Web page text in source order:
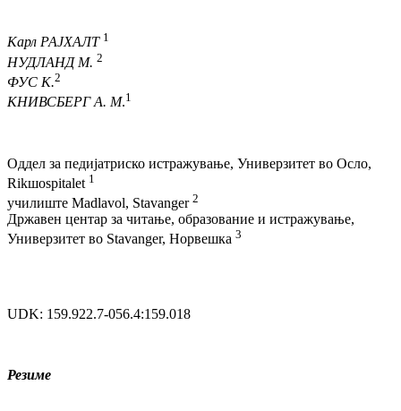
Карл РАЈХАЛТ 1
НУДЛАНД М. 2
ФУС К.2
КНИВСБЕРГ А. М.1
Оддел за педијатриско истражување, Универзитет во Осло,
Rikшospitalet 1
училиште Madlavol, Stavanger 2
Државен центар за читање, образование и истражување,
Универзитет во Stavanger, Норвешка 3
UDK: 159.922.7-056.4:159.018
Резиме